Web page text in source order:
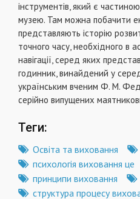
інструментів, який є
музею. Там можна побачити
представляють історію
точного часу, необхідного в
навігації, серед яких
годинник, винайдений у
українським вченим Ф. М.
серійно випущених
Теги:
Освіта та виховання
психологія виховання це
принципи виховання
структура процесу